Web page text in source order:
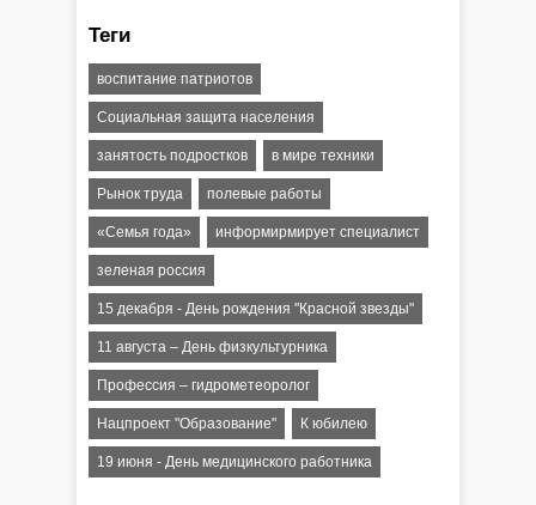
Теги
воспитание патриотов
Социальная защита населения
занятость подростков в мире техники
Рынок труда полевые работы
«Семья года» информирмирует специалист
зеленая россия
15 декабря - День рождения "Красной звезды"
11 августа – День физкультурника
Профессия – гидрометеоролог
Нацпроект "Образование" К юбилею
19 июня - День медицинского работника